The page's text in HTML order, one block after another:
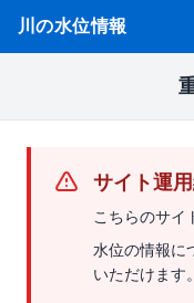
川の水位情報
サイト運
こちらのサイ
水位の情報に
いただけます。